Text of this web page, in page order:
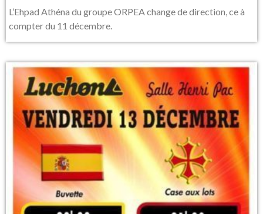
L’Ehpad Athéna du groupe ORPEA change de direction, ce à
compter du 11 décembre.